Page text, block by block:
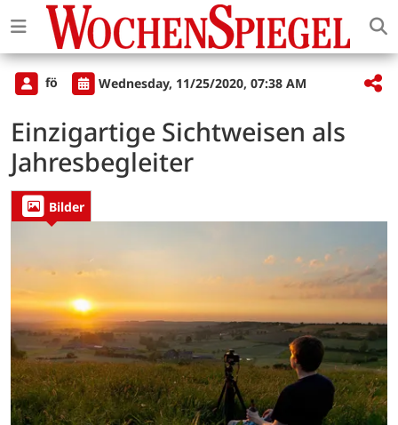
fö Wednesday, 11/25/2020, 07:38 AM
Einzigartige Sichtweisen als
Jahresbegleiter
Bilder